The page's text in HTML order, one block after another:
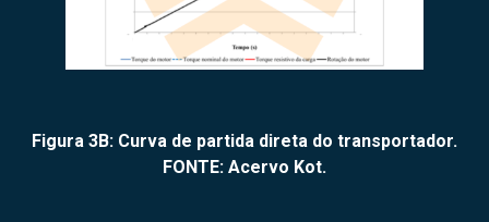
Figura 3B: Curva de partida direta do transportador.
FONTE: Acervo Kot.